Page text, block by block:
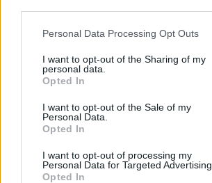
Personal Data Processing Opt Outs
I want to opt-out of the Sharing of my
personal data.
Opted In
I want to opt-out of the Sale of my
Personal Data.
Opted In
I want to opt-out of processing my
Personal Data for Targeted Advertising.
Opted In